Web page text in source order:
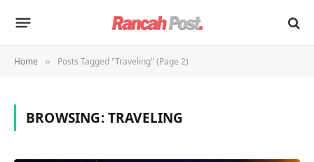
Home » Posts Tagged "Traveling" (Page 2)
BROWSING:TRAVELING